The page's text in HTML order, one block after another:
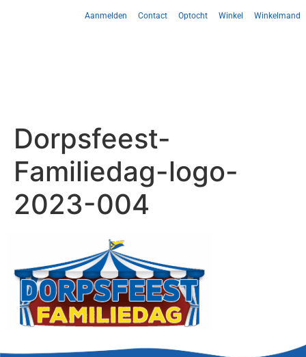
Aanmelden Contact Optocht Winkel Winkelmand
Dorpsfeest-
Familiedag-logo-
2023-004